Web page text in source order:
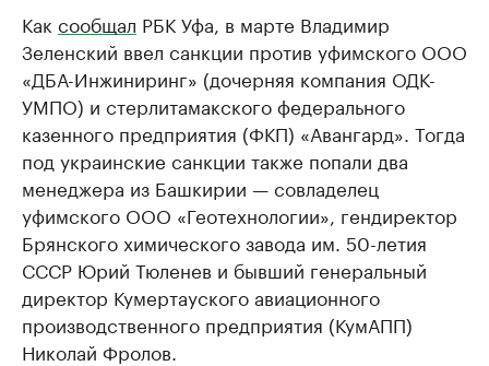
Как сообщал РБК Уфа, в марте Владимир
Зеленский ввел санкции против уфимского ООО
«ДБА-Инжиниринг» (дочерняя компания ОДК-
УМПО) и стерлитамакского федерального
казенного предприятия (ФКП) «Авангард». Тогда
под украинские санкции также попали два
менеджера из Башкирии — совладелец
уфимского ООО «Геотехнологии», гендиректор
Брянского химического завода им. 50-летия
СССР Юрий Тюленев и бывший генеральный
директор Кумертауского авиационного
производственного предприятия (КумАПП)
Николай Фролов.